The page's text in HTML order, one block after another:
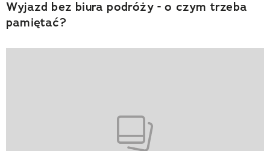
Wyjazd bez biura podróży - o czym trzeba
pamiętać?